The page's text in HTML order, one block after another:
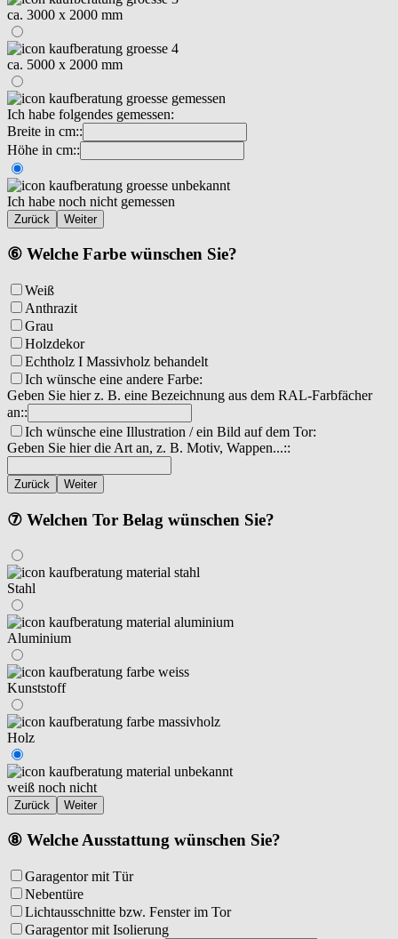
ca. 3000 x 2000 mm
ca. 5000 x 2000 mm
Ich habe folgendes gemessen:
Breite in cm::
Höhe in cm::
Ich habe noch nicht gemessen
Zurück Weiter
⑥ Welche Farbe wünschen Sie?
Weiß
Anthrazit
Grau
Holzdekor
Echtholz I Massivholz behandelt
Ich wünsche eine andere Farbe:
Geben Sie hier z. B. eine Bezeichnung aus dem RAL-Farbfächer
an::
Ich wünsche eine Illustration / ein Bild auf dem Tor:
Geben Sie hier die Art an, z. B. Motiv, Wappen...::
Zurück Weiter
⑦ Welchen Tor Belag wünschen Sie?
Stahl
Aluminium
Kunststoff
Holz
weiß noch nicht
Zurück Weiter
⑧ Welche Ausstattung wünschen Sie?
Garagentor mit Tür
Nebentüre
Lichtausschnitte bzw. Fenster im Tor
Garagentor mit Isolierung